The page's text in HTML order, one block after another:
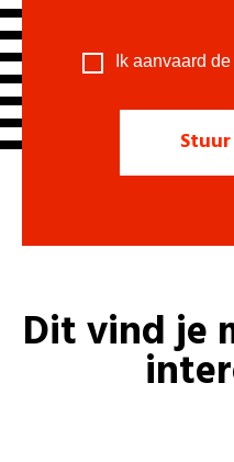
Ik aanvaard de
Dit vind je